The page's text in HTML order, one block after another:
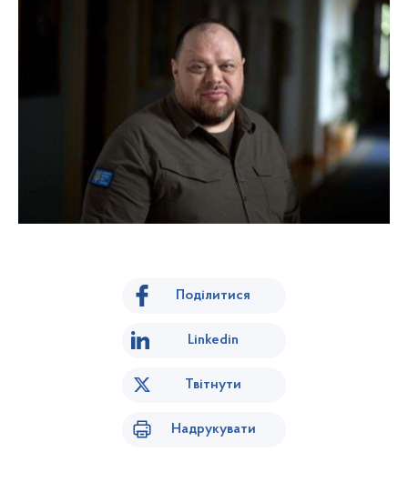
Поділитися
Linkedin
Твітнути
Надрукувати